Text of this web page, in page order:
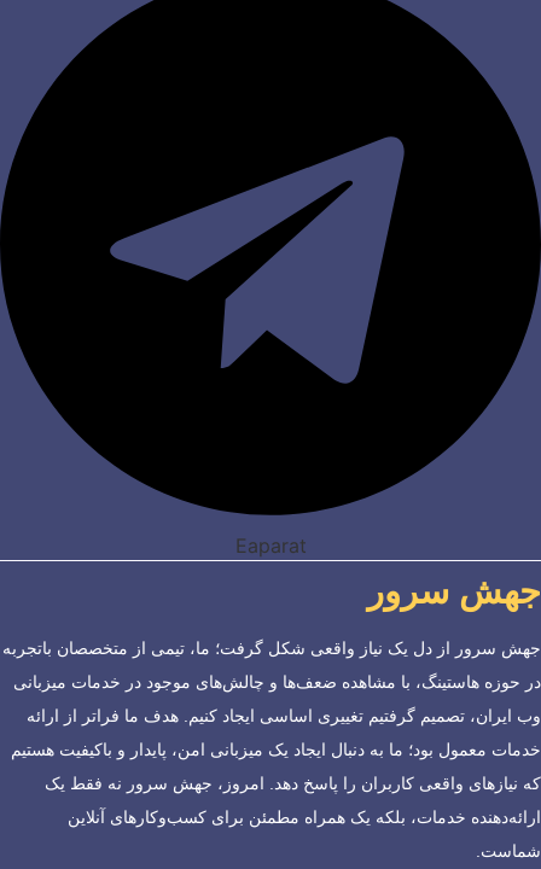
Eaparat
جهش سرور
جهش سرور از دل یک نیاز واقعی شکل گرفت؛ ما، تیمی از متخصصان باتجربه
در حوزه هاستینگ، با مشاهده ضعف‌ها و چالش‌های موجود در خدمات میزبانی
وب ایران، تصمیم گرفتیم تغییری اساسی ایجاد کنیم. هدف ما فراتر از ارائه
خدمات معمول بود؛ ما به دنبال ایجاد یک میزبانی امن، پایدار و باکیفیت هستیم
که نیازهای واقعی کاربران را پاسخ دهد. امروز، جهش سرور نه فقط یک
ارائه‌دهنده خدمات، بلکه یک همراه مطمئن برای کسب‌وکارهای آنلاین
شماست.